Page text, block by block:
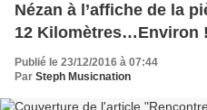
Nézan à l’affiche de la
12 Kilomètres…Environ
Publié le 23/12/2016 à 07:44
Par Steph Musicnation